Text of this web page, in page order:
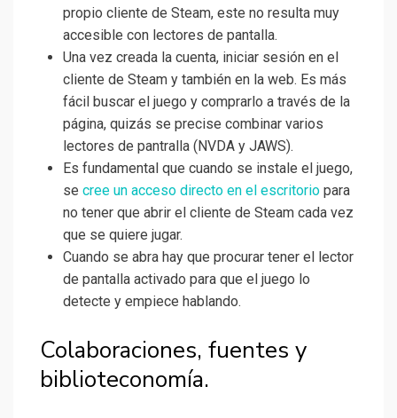
propio cliente de Steam, este no resulta muy
accesible con lectores de pantalla.
Una vez creada la cuenta, iniciar sesión en el
cliente de Steam y también en la web. Es más
fácil buscar el juego y comprarlo a través de la
página, quizás se precise combinar varios
lectores de pantralla (NVDA y JAWS).
Es fundamental que cuando se instale el juego,
se cree un acceso directo en el escritorio para
no tener que abrir el cliente de Steam cada vez
que se quiere jugar.
Cuando se abra hay que procurar tener el lector
de pantalla activado para que el juego lo
detecte y empiece hablando.
Colaboraciones, fuentes y
biblioteconomía.